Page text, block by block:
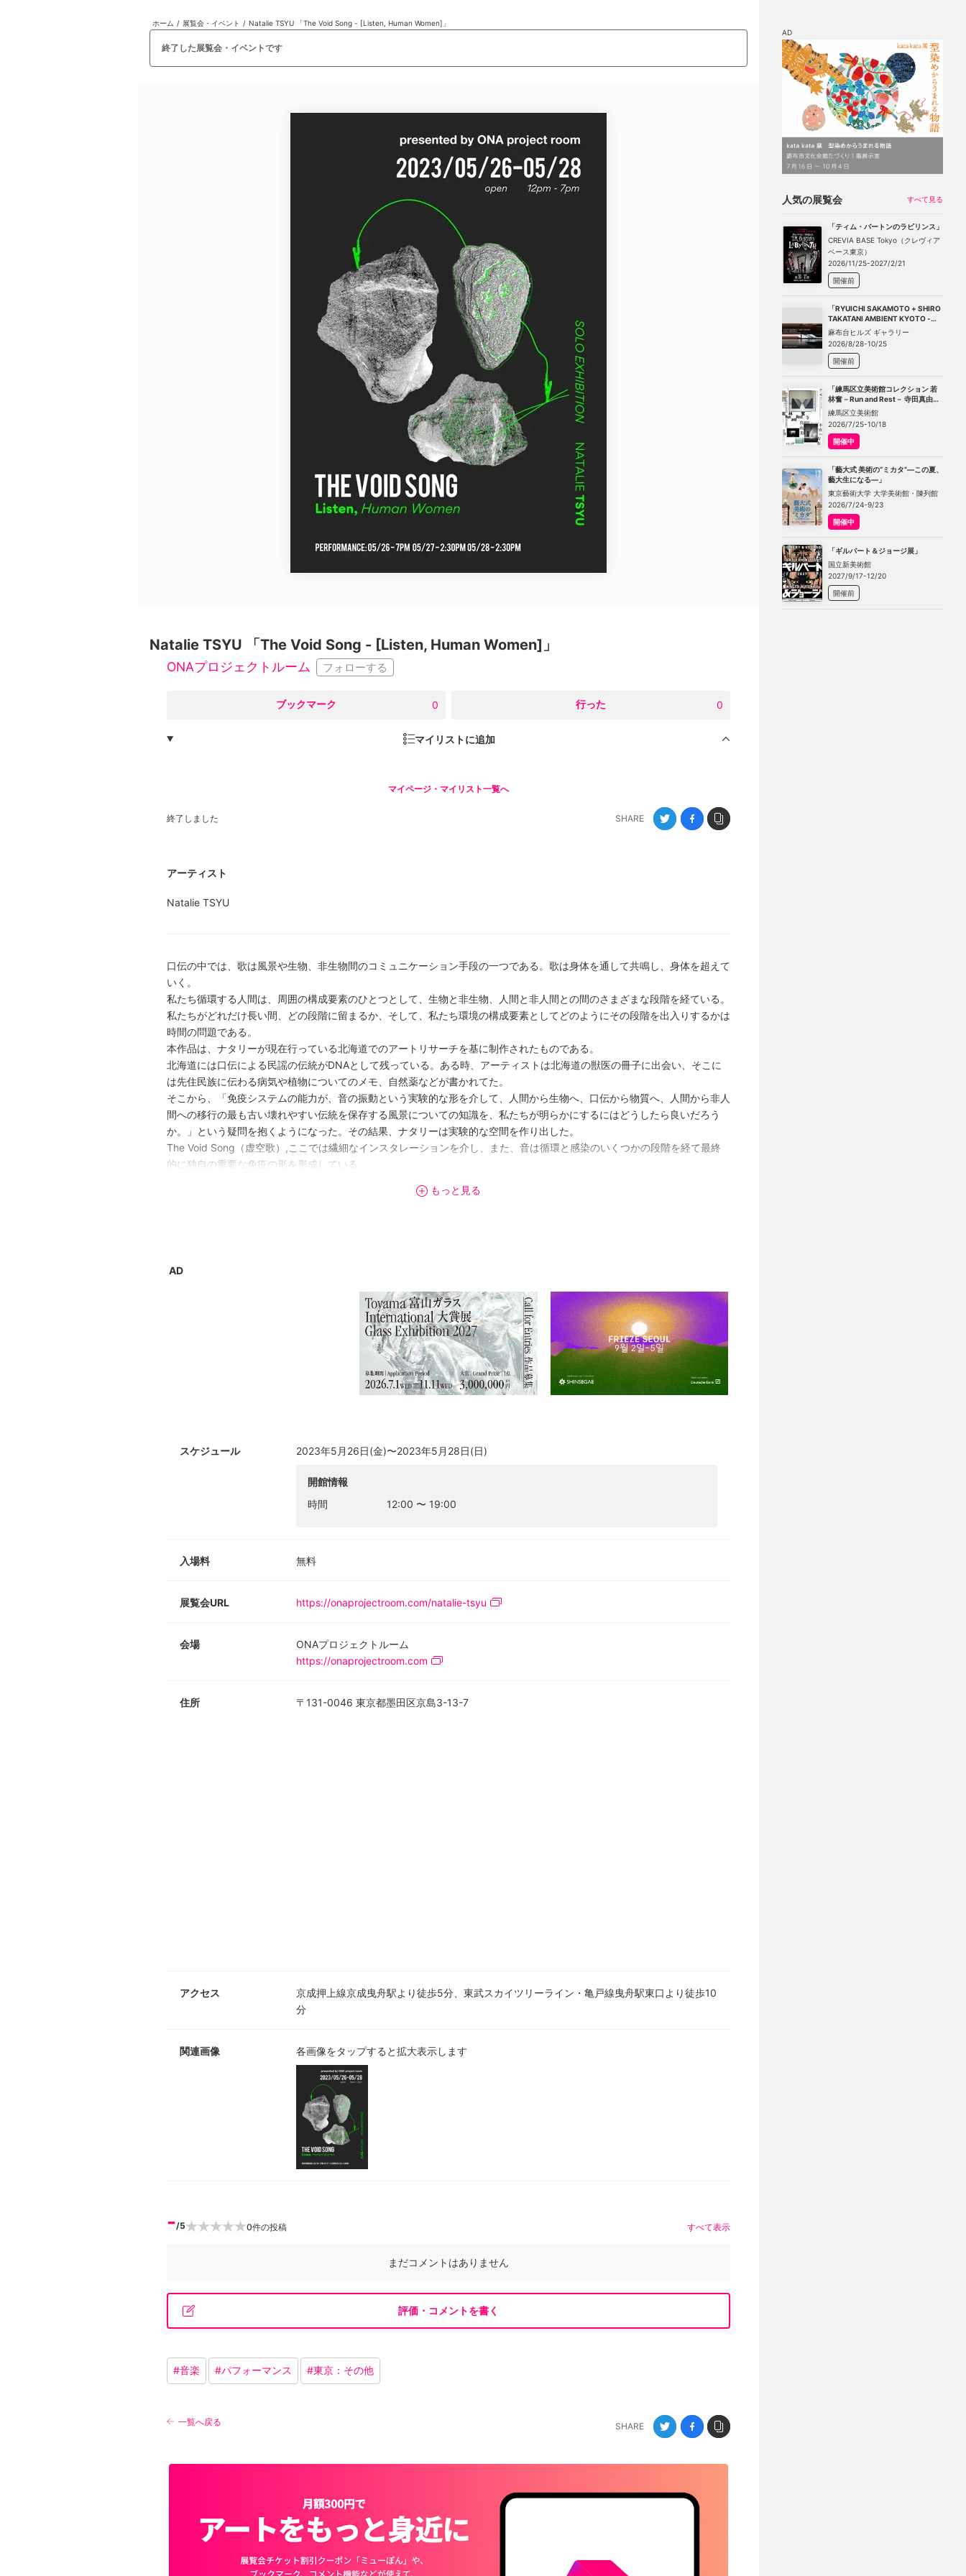
チケット割引
ホーム / 展覧会・イベント / Natalie TSYU 「The Void Song - [Listen, Human Women]」
終了した展覧会・イベントです
Natalie TSYU 「The Void Song - [Listen, Human Women]」
ONAプロジェクトルーム フォローする
ブックマーク 0 行った 0
マイリストに追加
マイページ・マイリスト一覧へ
終了しました SHARE
アーティスト
Natalie TSYU
口伝の中では、歌は風景や生物、非生物間のコミュニケーション手段の一つである。歌は身体を通して共鳴し、身体を超えて
いく。
私たち循環する人間は、周囲の構成要素のひとつとして、生物と非生物、人間と非人間との間のさまざまな段階を経ている。
私たちがどれだけ長い間、どの段階に留まるか、そして、私たち環境の構成要素としてどのようにその段階を出入りするかは
時間の問題である。
本作品は、ナタリーが現在行っている北海道でのアートリサーチを基に制作されたものである。
北海道には口伝による民謡の伝統がDNAとして残っている。ある時、アーティストは北海道の獣医の冊子に出会い、そこに
は先住民族に伝わる病気や植物についてのメモ、自然薬などが書かれてた。
そこから、「免疫システムの能力が、音の振動という実験的な形を介して、人間から生物へ、口伝から物質へ、人間から非人
間への移行の最も古い壊れやすい伝統を保存する風景についての知識を、私たちが明らかにするにはどうしたら良いだろう
か。」という疑問を抱くようになった。その結果、ナタリーは実験的な空間を作り出した。
The Void Song（虚空歌）,ここでは繊細なインスタレーションを介し、また、音は循環と感染のいくつかの段階を経て最終
的に独自の重要な免疫の形を形成している。
とめた本が置かれています。この本は、「The Void Song」の非・生活的なサウンドスケープにおけるニュアンスの本質を探
アーティストであり指揮者でもあるナタリー・ツゥーは、展示期間中に一連の短いサウンドパフォーマンスを予定している。
音が非・人間的な風景の中でどのように循環し、それ自体が特定の免疫力を生み出すかをオーディエンスが観察することがで
5月27日（土）14:30〜
もっと見る
AD
スケジュール 2023年5月26日(金)〜2023年5月28日(日)
開館情報
時間
12:00 〜 19:00
入場料 無料
展覧会URL https://onaprojectroom.com/natalie-tsyu
会場
ONAプロジェクトルーム
https://onaprojectroom.com
住所 〒131-0046 東京都墨田区京島3-13-7
アクセス
京成押上線京成曳舟駅より徒歩5分、東武スカイツリーライン・亀戸線曳舟駅東口より徒歩10
分
関連画像 各画像をタップすると拡大表示します
-/5 0件の投稿 すべて表示
まだコメントはありません
評価・コメントを書く
#音楽 #パフォーマンス #東京：その他
一覧へ戻る SHARE
AD
人気の展覧会 すべて見る
「ティム・バートンのラビリンス」
CREVIA BASE Tokyo（クレヴィア
ベース東京）
2026/11/25-2027/2/21
開催前
「RYUICHI SAKAMOTO + SHIRO
TAKATANI AMBIENT KYOTO -
TOKYO」
麻布台ヒルズ ギャラリー
2026/8/28-10/25
開催前
「練馬区立美術館コレクション 若
林奮－Run and Rest－ 寺田真由美
－不在の存在－」
練馬区立美術館
2026/7/25-10/18
開催中
「藝大式 美術の“ミカタ”―この夏、
藝大生になる―」
東京藝術大学 大学美術館・陳列館
2026/7/24-9/23
開催中
「ギルバート＆ジョージ展」
国立新美術館
2027/9/17-12/20
開催前